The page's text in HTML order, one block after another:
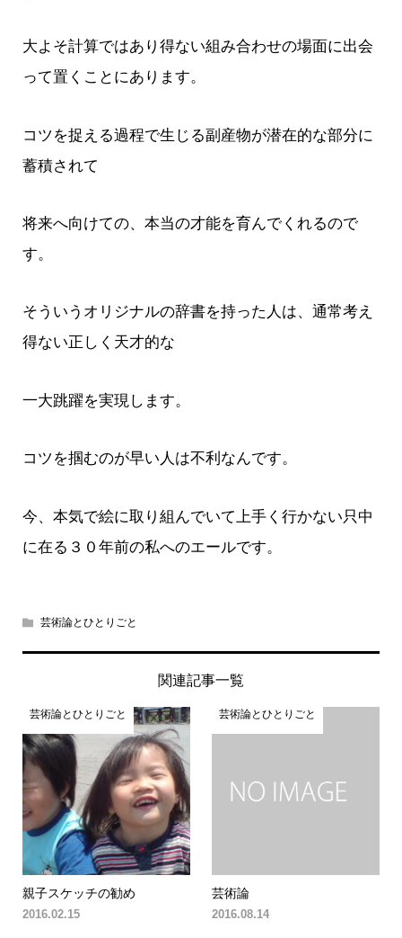
大よそ計算ではあり得ない組み合わせの場面に出会
って置くことにあります。
コツを捉える過程で生じる副産物が潜在的な部分に
蓄積されて
将来へ向けての、本当の才能を育んでくれるので
す。
そういうオリジナルの辞書を持った人は、通常考え
得ない正しく天才的な
一大跳躍を実現します。
コツを掴むのが早い人は不利なんです。
今、本気で絵に取り組んでいて上手く行かない只中
に在る３０年前の私へのエールです。
芸術論とひとりごと
関連記事一覧
芸術論とひとりごと
親子スケッチの勧め
2016.02.15
芸術論とひとりごと
芸術論
2016.08.14